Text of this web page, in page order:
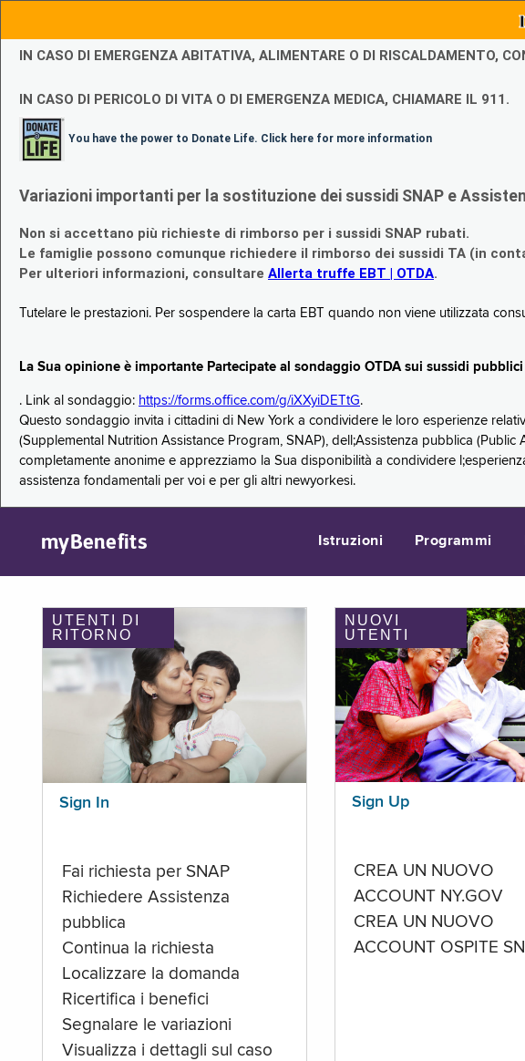
IN CASO DI EMERGENZA ABITATIVA, ALIMENTARE O DI RISCALDAMENTO,
IN CASO DI PERICOLO DI VITA O DI EMERGENZA MEDICA, CHIAMARE IL 911.
You have the power to Donate Life. Click here for more information
Variazioni importanti per la sostituzione dei sussidi SNAP e
Non si accettano più richieste di rimborso per i sussidi SNAP rubati.
Le famiglie possono comunque richiedere il rimborso dei sussidi TA (in
Per ulteriori informazioni, consultare Allerta truffe EBT | OTDA.
Tutelare le prestazioni. Per sospendere la carta EBT quando non viene utilizzata
La Sua opinione è importante Partecipate al sondaggio OTDA sui sussidi pubblici
. Link al sondaggio: https://forms.office.com/g/iXXyiDETtG.
Questo sondaggio invita i cittadini di New York a condividere le loro esperienze
(Supplemental Nutrition Assistance Program, SNAP), dell;Assistenza pubblica
completamente anonime e apprezziamo la Sua disponibilità a condividere
assistenza fondamentali per voi e per gli altri newyorkesi.
myBenefits Istruzioni Programmi
UTENTI DI
RITORNO
Sign In
Fai richiesta per SNAP
Richiedere Assistenza
pubblica
Continua la richiesta
Localizzare la domanda
Ricertifica i benefici
Segnalare le variazioni
Visualizza i dettagli sul caso
NUOVI
UTENTI
Sign Up
CREA UN NUOVO
ACCOUNT NY.GOV
CREA UN NUOVO
ACCOUNT OSPITE